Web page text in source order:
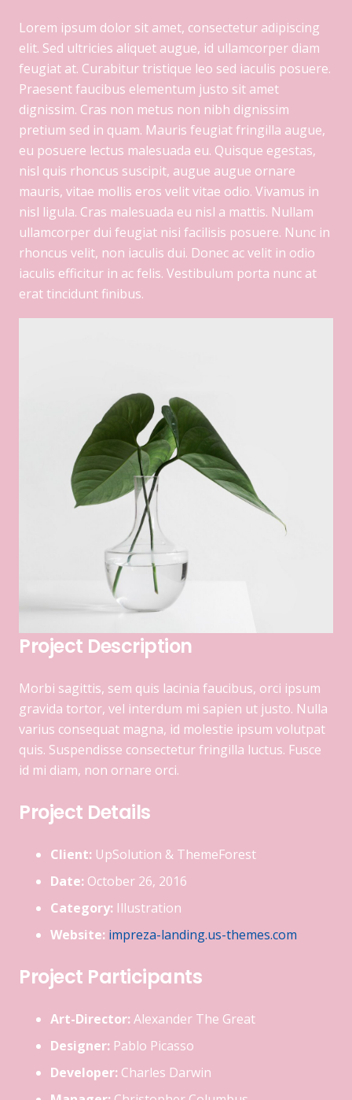
Lorem ipsum dolor sit amet, consectetur adipiscing
elit. Sed ultricies aliquet augue, id ullamcorper diam
feugiat at. Curabitur tristique leo sed iaculis posuere.
Praesent faucibus elementum justo sit amet
dignissim. Cras non metus non nibh dignissim
pretium sed in quam. Mauris feugiat fringilla augue,
eu posuere lectus malesuada eu. Quisque egestas,
nisl quis rhoncus suscipit, augue augue ornare
mauris, vitae mollis eros velit vitae odio. Vivamus in
nisl ligula. Cras malesuada eu nisl a mattis. Nullam
ullamcorper dui feugiat nisi facilisis posuere. Nunc in
rhoncus velit, non iaculis dui. Donec ac velit in odio
iaculis efficitur in ac felis. Vestibulum porta nunc at
erat tincidunt finibus.
Project Description
Morbi sagittis, sem quis lacinia faucibus, orci ipsum
gravida tortor, vel interdum mi sapien ut justo. Nulla
varius consequat magna, id molestie ipsum volutpat
quis. Suspendisse consectetur fringilla luctus. Fusce
id mi diam, non ornare orci.
Project Details
Client: UpSolution & ThemeForest
Date: October 26, 2016
Category: Illustration
Website: impreza-landing.us-themes.com
Project Participants
Art-Director:Alexander The Great
Designer: Pablo Picasso
Developer: Charles Darwin